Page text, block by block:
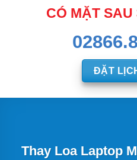
CÓ MẶT SAU
ĐẶT
Thay Loa Laptop